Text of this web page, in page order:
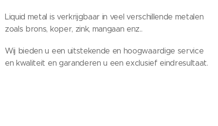
Liquid metal is verkrijgbaar in veel verschillende metalen
zoals brons, koper, zink, mangaan enz..
Wij bieden u een uitstekende en hoogwaardige service
en kwaliteit en garanderen u een exclusief eindresultaat.